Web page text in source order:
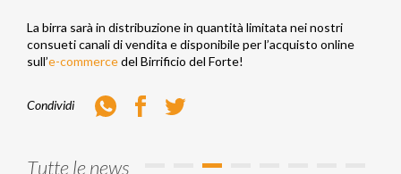
La birra sarà in distribuzione in quantità limitata nei nostri
consueti canali di vendita e disponibile per l’acquisto online
sull’e-commercedel Birrificio del Forte!
Condividi WhatsappFacebook
Tutte le news